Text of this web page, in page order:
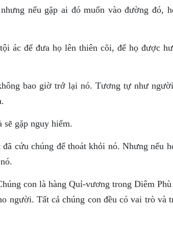
nếu gặp ai đó muốn vào đường đó,
ác để đưa họ lên thiên cõi, để họ được
bao giờ trở lại nó. Tương tự như
gặp nguy hiểm.
cứu chúng để thoát khỏi nó. Nhưng nếu
con là hàng Quỉ-vương trong Diêm
người. Tất cả chúng con đều có vai trò và